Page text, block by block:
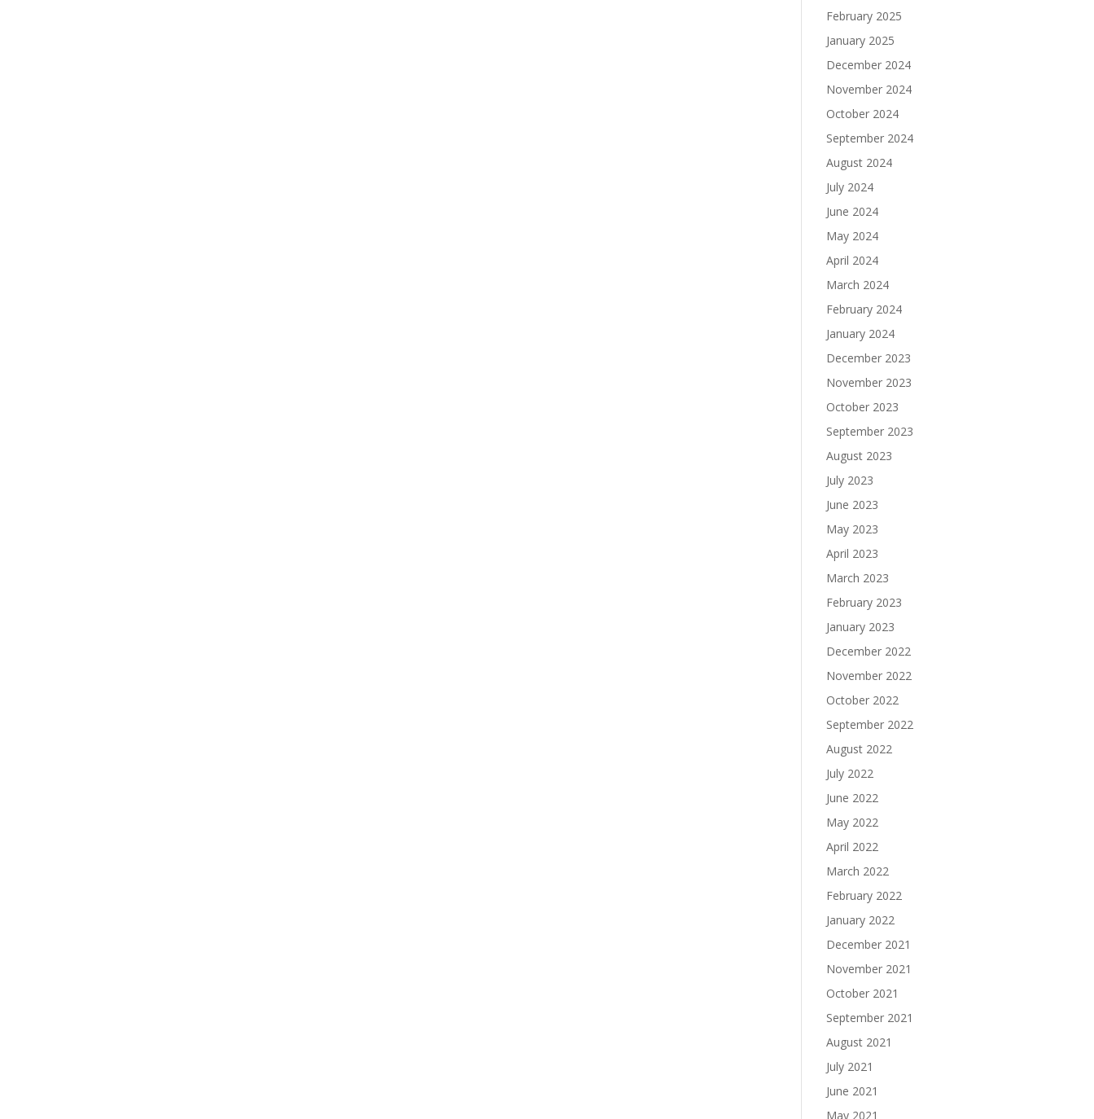
February 2025
January 2025
December 2024
November 2024
October 2024
September 2024
August 2024
July 2024
June 2024
May 2024
April 2024
March 2024
February 2024
January 2024
December 2023
November 2023
October 2023
September 2023
August 2023
July 2023
June 2023
May 2023
April 2023
March 2023
February 2023
January 2023
December 2022
November 2022
October 2022
September 2022
August 2022
July 2022
June 2022
May 2022
April 2022
March 2022
February 2022
January 2022
December 2021
November 2021
October 2021
September 2021
August 2021
July 2021
June 2021
May 2021